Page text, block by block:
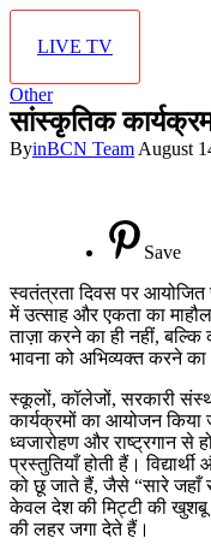
LIVE TV
Other
सांस्कृतिक
ByinBCN Team August
Save
स्वतंत्रता दिवस पर
में उत्साह और एकता का
ताज़ा करने का ही नहीं,
भावना को अभिव्यक्त करने
स्कूलों, कॉलेजों, सरकारी
कार्यक्रमों का आयोजन
ध्वजारोहण और राष्ट्रगान
प्रस्तुतियाँ होती हैं।
को छू जाते हैं, जैसे “सारे जहाँ
केवल देश की मिट्टी की खुशबू
की लहर जगा देते हैं।